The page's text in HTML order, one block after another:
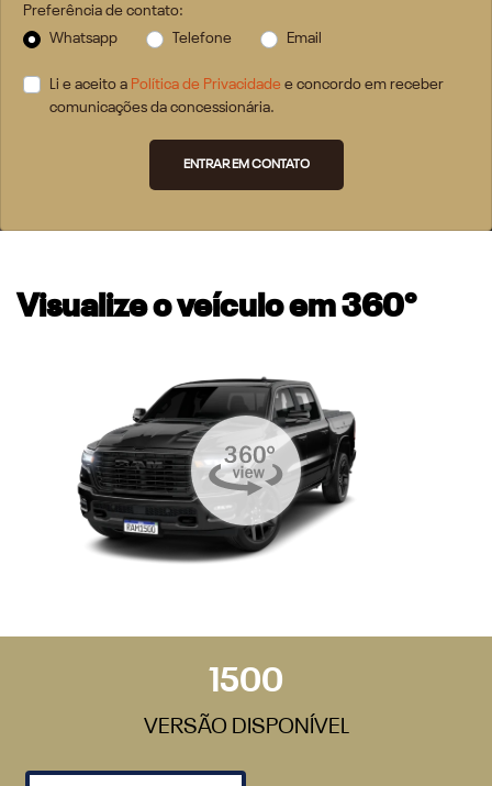
Preferência de contato:
Whatsapp
Telefone Email
Li e aceito a Política de Privacidade e concordo em receber
comunicações da concessionária.
ENTRAR EM CONTATO
Visualize o veículo em 360°
1500
VERSÃO DISPONÍVEL